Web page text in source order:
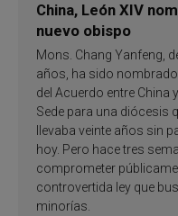
China, León XIV
nuevo obispo
Mons. Chang Yanfeng,
años, ha sido nombrado
del Acuerdo entre China
Sede para una diócesis
llevaba veinte años sin
hoy. Pero hace tres
comprometer
controvertida ley que
minorías.